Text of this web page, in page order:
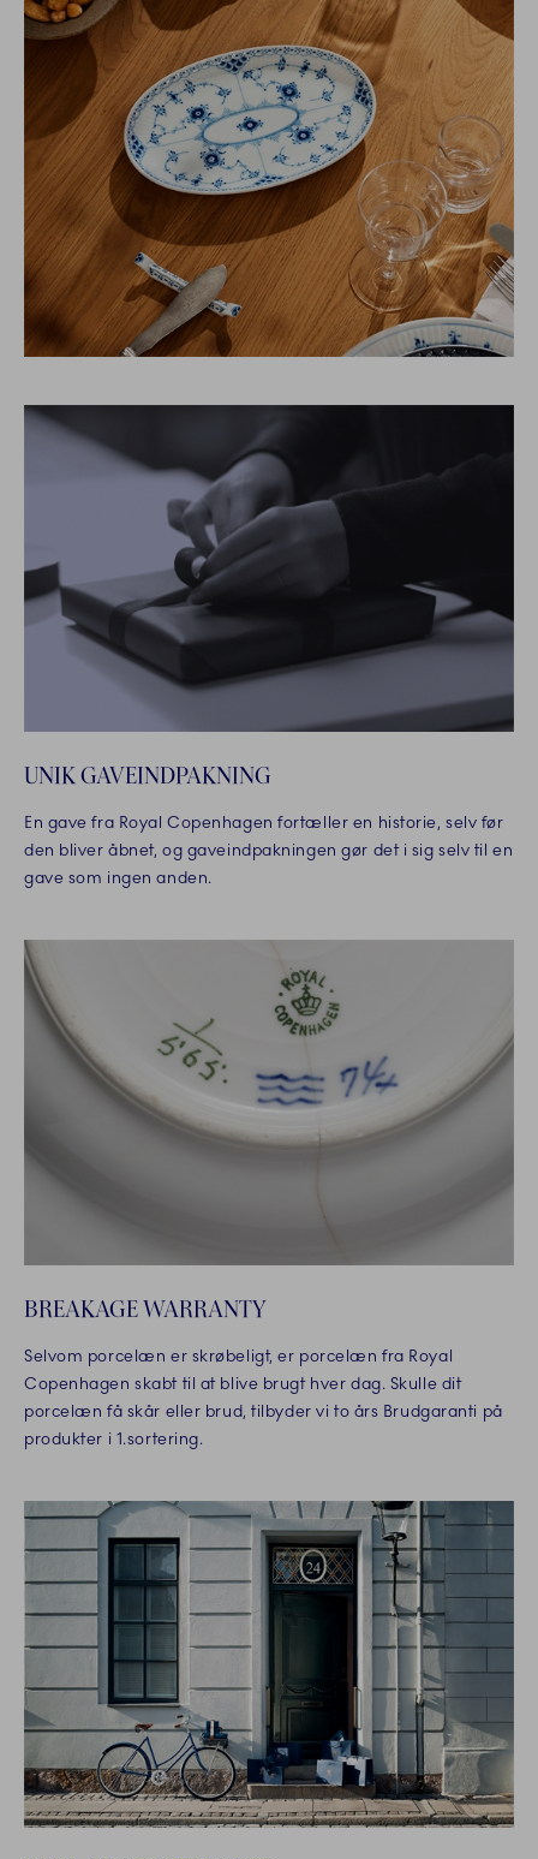
UNIK GAVEINDPAKNING
En gave fra Royal Copenhagen fortæller en historie, selv før
den bliver åbnet, og gaveindpakningen gør det i sig selv til en
gave som ingen anden.
BREAKAGE WARRANTY
Selvom porcelæn er skrøbeligt, er porcelæn fra Royal
Copenhagen skabt til at blive brugt hver dag. Skulle dit
porcelæn få skår eller brud, tilbyder vi to års Brudgaranti på
produkter i 1.sortering.